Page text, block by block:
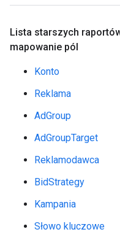
Lista starszych
mapowanie pól
Konto
Reklama
AdGroup
AdGroupTarget
Reklamodawca
BidStrategy
Kampania
Słowo kluczowe